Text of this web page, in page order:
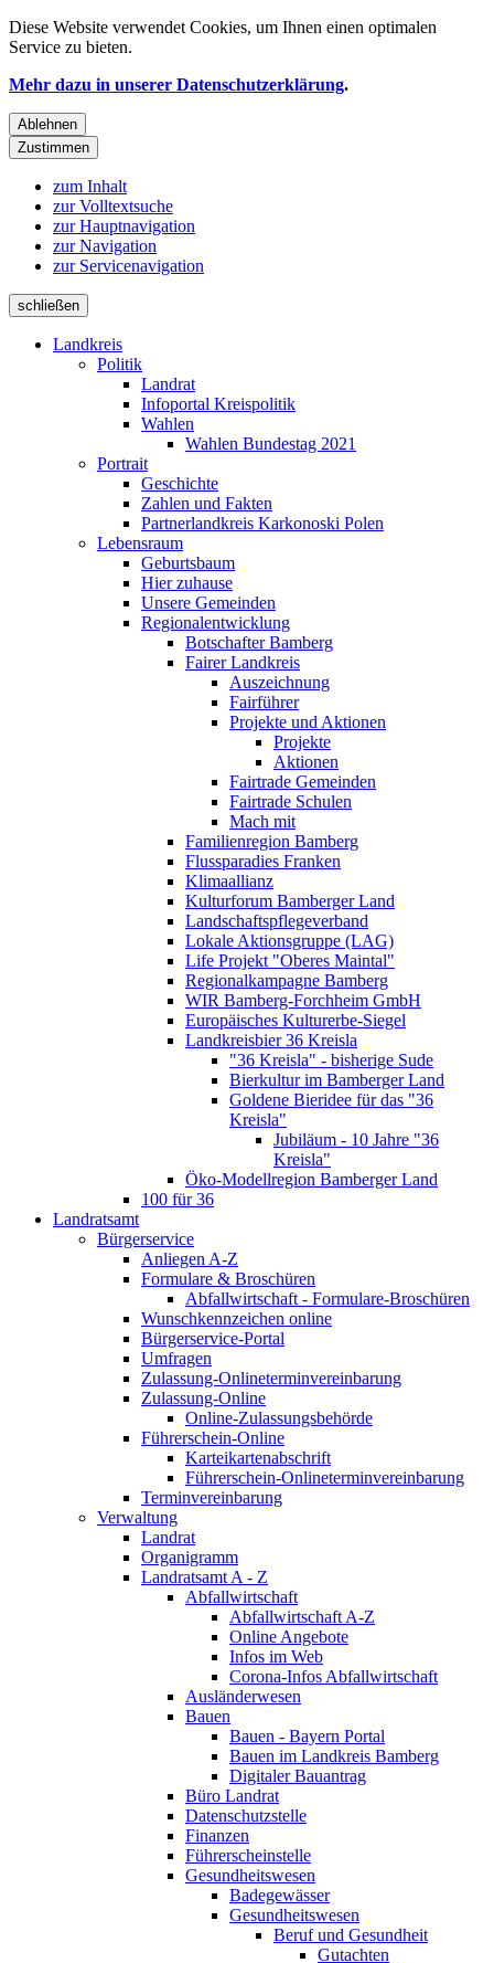
Diese Website verwendet Cookies, um Ihnen einen optimalen
Service zu bieten.
Mehr dazu in unserer Datenschutzerklärung.
Ablehnen
Zustimmen
zum Inhalt
zur Volltextsuche
zur Hauptnavigation
zur Navigation
zur Servicenavigation
schließen
Landkreis
Politik
Landrat
Infoportal Kreispolitik
Wahlen
Wahlen Bundestag 2021
Portrait
Geschichte
Zahlen und Fakten
Partnerlandkreis Karkonoski Polen
Lebensraum
Geburtsbaum
Hier zuhause
Unsere Gemeinden
Regionalentwicklung
Botschafter Bamberg
Fairer Landkreis
Auszeichnung
Fairführer
Projekte und Aktionen
Projekte
Aktionen
Fairtrade Gemeinden
Fairtrade Schulen
Mach mit
Familienregion Bamberg
Flussparadies Franken
Klimaallianz
Kulturforum Bamberger Land
Landschaftspflegeverband
Lokale Aktionsgruppe (LAG)
Life Projekt "Oberes Maintal"
Regionalkampagne Bamberg
WIR Bamberg-Forchheim GmbH
Europäisches Kulturerbe-Siegel
Landkreisbier 36 Kreisla
"36 Kreisla" - bisherige Sude
Bierkultur im Bamberger Land
Goldene Bieridee für das "36
Kreisla"
Jubiläum - 10 Jahre "36
Kreisla"
Öko-Modellregion Bamberger Land
100 für 36
Landratsamt
Bürgerservice
Anliegen A-Z
Formulare & Broschüren
Abfallwirtschaft - Formulare-Broschüren
Wunschkennzeichen online
Bürgerservice-Portal
Umfragen
Zulassung-Onlineterminvereinbarung
Zulassung-Online
Online-Zulassungsbehörde
Führerschein-Online
Karteikartenabschrift
Führerschein-Onlineterminvereinbarung
Terminvereinbarung
Verwaltung
Landrat
Organigramm
Landratsamt A - Z
Abfallwirtschaft
Abfallwirtschaft A-Z
Online Angebote
Infos im Web
Corona-Infos Abfallwirtschaft
Ausländerwesen
Bauen
Bauen - Bayern Portal
Bauen im Landkreis Bamberg
Digitaler Bauantrag
Büro Landrat
Datenschutzstelle
Finanzen
Führerscheinstelle
Gesundheitswesen
Badegewässer
Gesundheitswesen
Beruf und Gesundheit
Gutachten